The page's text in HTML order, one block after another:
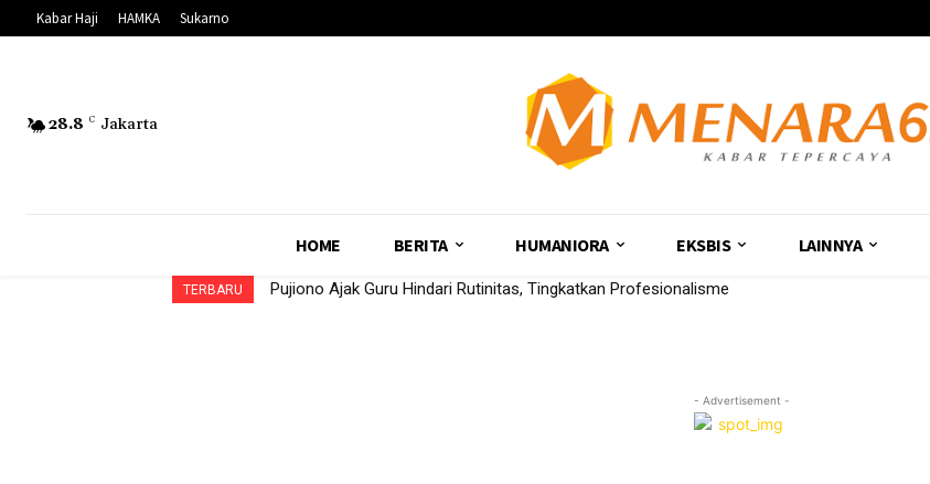
Kabar Haji HAMKA Sukarno
28.8 C Jakarta
HOME BERITA HUMANIORA EKSBIS LAINNYA
TERBARU Pujiono Ajak Guru Hindari Rutinitas, Tingkatkan Profesionalisme
- Advertisement -